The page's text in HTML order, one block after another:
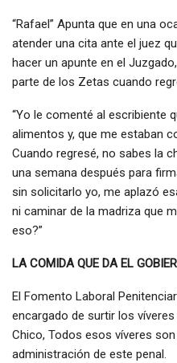
“Rafael” Apunta que en una
atender una cita ante el juez
hacer un apunte en el
parte de los Zetas cuando
“Yo le comenté al escribiente
alimentos y, que me estaban
Cuando regresé, no sabes la
una semana después para
sin solicitarlo yo, me aplazó
ni caminar de la madriza que
eso?”
LA COMIDA QUE DA EL
El Fomento Laboral
encargado de surtir los
Chico, Todos esos víveres
administración de este penal.